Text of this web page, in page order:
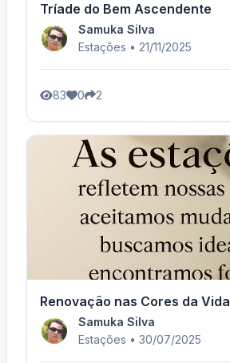
Tríade do Bem Ascendente
Samuka Silva
Estações • 21/11/2025
83 0 2
Renovação nas Cores da Vida
Samuka Silva
Estações • 30/07/2025